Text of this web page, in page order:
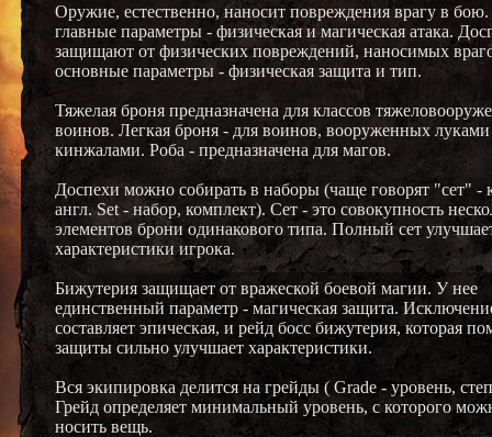
Оружие, естественно, наносит повреждения врагу в
главные параметры - физическая и магическая атака.
защищают от физических повреждений, наносимых
основные параметры - физическая защита и тип.
Тяжелая броня предназначена для классов
воинов. Легкая броня - для воинов, вооруженных
кинжалами. Роба - предназначена для магов.
Доспехи можно собирать в наборы (чаще говорят "сет" -
англ. Set - набор, комплект). Сет - это совокупность
элементов брони одинакового типа. Полный сет
характеристики игрока.
Бижутерия защищает от вражеской боевой магии. У нее
единственный параметр - магическая защита.
составляет эпическая, и рейд босс бижутерия, которая
защиты сильно улучшает характеристики.
Вся экипировка делится на грейды ( Grade - уровень,
Грейд определяет минимальный уровень, с которого
носить вещь.